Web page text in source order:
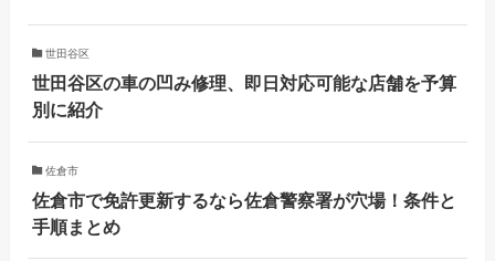
世田谷区
世田谷区の車の凹み修理、即日対応可能な店舗を予算
別に紹介
佐倉市
佐倉市で免許更新するなら佐倉警察署が穴場！条件と
手順まとめ